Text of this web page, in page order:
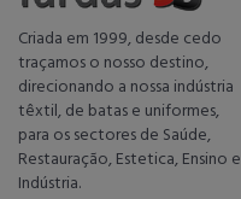
Criada em 1999, desde cedo
traçamos o nosso destino,
direcionando a nossa indústria
têxtil, de batas e uniformes,
para os sectores de Saúde,
Restauração, Estetica, Ensino e
Indústria.